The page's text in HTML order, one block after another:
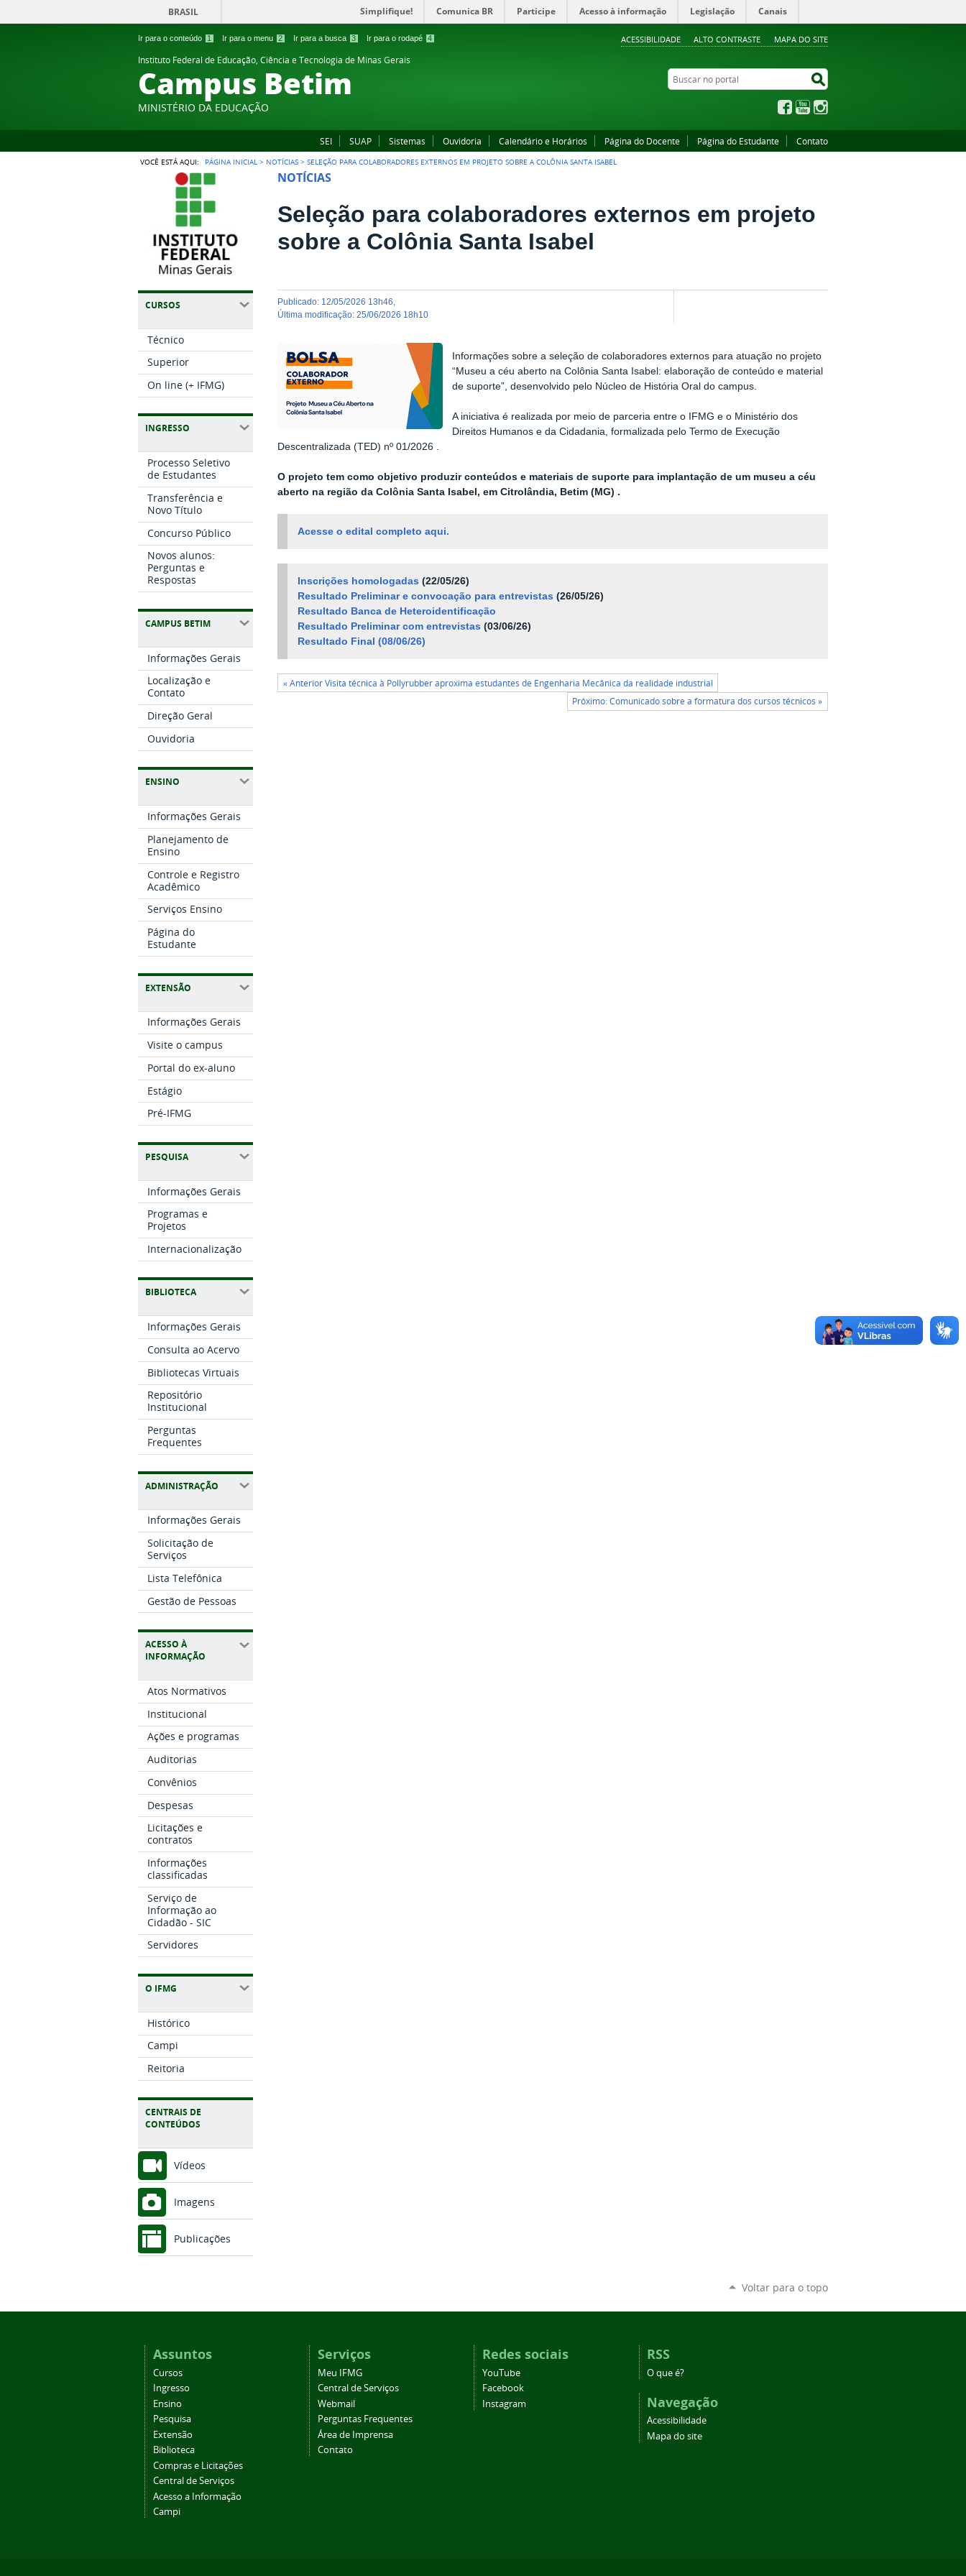
Ir para o conteúdo 1 Ir para o menu 2 Ir para a busca 3 Ir para o rodapé 4 ACESSIBILIDADE ALTO CONTRASTE MAPA DO SITE
BRASIL Simplifique! Comunica BR Participe Acesso à informação Legislação Canais
Instituto Federal de Educação, Ciência e Tecnologia de Minas Gerais
Campus Betim
MINISTÉRIO DA EDUCAÇÃO
Buscar no portal
FacebookYouTube
SEI SUAP Sistemas Ouvidoria Calendário e Horários Página do Docente Página do Estudante Contato
VOCÊ ESTÁ AQUI: PÁGINA INICIAL > NOTÍCIAS >SELEÇÃO PARA COLABORADORES EXTERNOS EM PROJETO SOBRE A COLÔNIA SANTA ISABEL
CURSOS
Técnico
Superior
On line (+ IFMG)
INGRESSO
Processo Seletivo
de Estudantes
Transferência e
Novo Título
Concurso Público
Novos alunos:
Perguntas e
Respostas
CAMPUS BETIM
Informações Gerais
Localização e
Contato
Direção Geral
Ouvidoria
ENSINO
Informações Gerais
Planejamento de
Ensino
Controle e Registro
Acadêmico
Serviços Ensino
Página do
Estudante
EXTENSÃO
Informações Gerais
Visite o campus
Portal do ex-aluno
Estágio
Pré-IFMG
PESQUISA
Informações Gerais
Programas e
Projetos
Internacionalização
BIBLIOTECA
Informações Gerais
Consulta ao Acervo
Bibliotecas Virtuais
Repositório
Institucional
Perguntas
Frequentes
ADMINISTRAÇÃO
Informações Gerais
Solicitação de
Serviços
Lista Telefônica
Gestão de Pessoas
ACESSO À
INFORMAÇÃO
Atos Normativos
Institucional
Ações e programas
Auditorias
Convênios
Despesas
Licitações e
contratos
Informações
classificadas
Serviço de
Informação ao
Cidadão - SIC
Servidores
O IFMG
Histórico
Campi
Reitoria
CENTRAIS DE
CONTEÚDOS
Vídeos
Imagens
Publicações
NOTÍCIAS
Seleção para colaboradores externos em projeto
sobre a Colônia Santa Isabel
publicado: 12/05/2026 13h46
última modificação:25/06/2026 18h10
Informações sobre a seleção de colaboradores externos para atuação no projeto
“Museu a céu aberto na Colônia Santa Isabel: elaboração de conteúdo e material
de suporte”, desenvolvido pelo Núcleo de História Oral do campus.
A iniciativa é realizada por meio de parceria entre o IFMG e o Ministério dos
Direitos Humanos e da Cidadania, formalizada pelo Termo de Execução
Descentralizada (TED) nº 01/2026 .
O projeto tem como objetivo produzir conteúdos e materiais de suporte para implantação de um museu a céu
aberto na região da Colônia Santa Isabel, em Citrolândia, Betim (MG) .
Acesse o edital completo aqui.
Inscrições homologadas (22/05/26)
Resultado Preliminar e convocação para entrevistas (26/05/26)
Resultado Banca de Heteroidentificação
Resultado Preliminar com entrevistas (03/06/26)
Resultado Final (08/06/26)
« Anterior Visita técnica à Pollyrubber aproxima estudantes de Engenharia Mecânica da realidade industrial
Próximo: Comunicado sobre a formatura dos cursos técnicos »
Voltar para o topo
Assuntos
Cursos
Ingresso
Ensino
Pesquisa
Extensão
Biblioteca
Compras e Licitações
Central de Serviços
Acesso a Informação
Campi
Serviços
Meu IFMG
Central de Serviços
Webmail
Perguntas Frequentes
Área de Imprensa
Contato
Redes sociais
YouTube
Facebook
Instagram
RSS
O que é?
Navegação
Acessibilidade
Mapa do site